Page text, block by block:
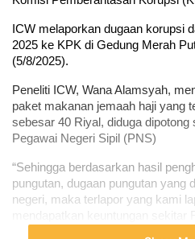
ICW melaporkan dugaan korupsi
2025 ke KPK di Gedung Merah
(5/8/2025).
Peneliti ICW, Wana Alamsyah,
paket makanan jemaah haji yang
sebesar 40 Riyal, diduga
Pegawai Negeri Sipil (PNS)
“Sehingga berdasarkan hasil
pungutan, dugaan pungutan yang
negeri, maka terlapor yang kami